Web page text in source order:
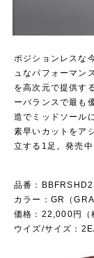
ポジションレスな
ュなパフォーマン
を高次元で提供す
ーバランスで最も
造でミッドソール
素早いカットをア
立する1足。発売中
品番：BBFRSHD2
カラー：GR（
価格：22,000円（
ウイズ/サイズ：